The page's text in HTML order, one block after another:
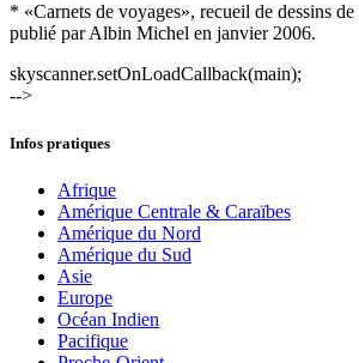
* «Carnets de voyages», recueil de dessins
publié par Albin Michel en janvier 2006.
skyscanner.setOnLoadCallback(main);
-->
Infos pratiques
Afrique
Amérique Centrale & Caraïbes
Amérique du Nord
Amérique du Sud
Asie
Europe
Océan Indien
Pacifique